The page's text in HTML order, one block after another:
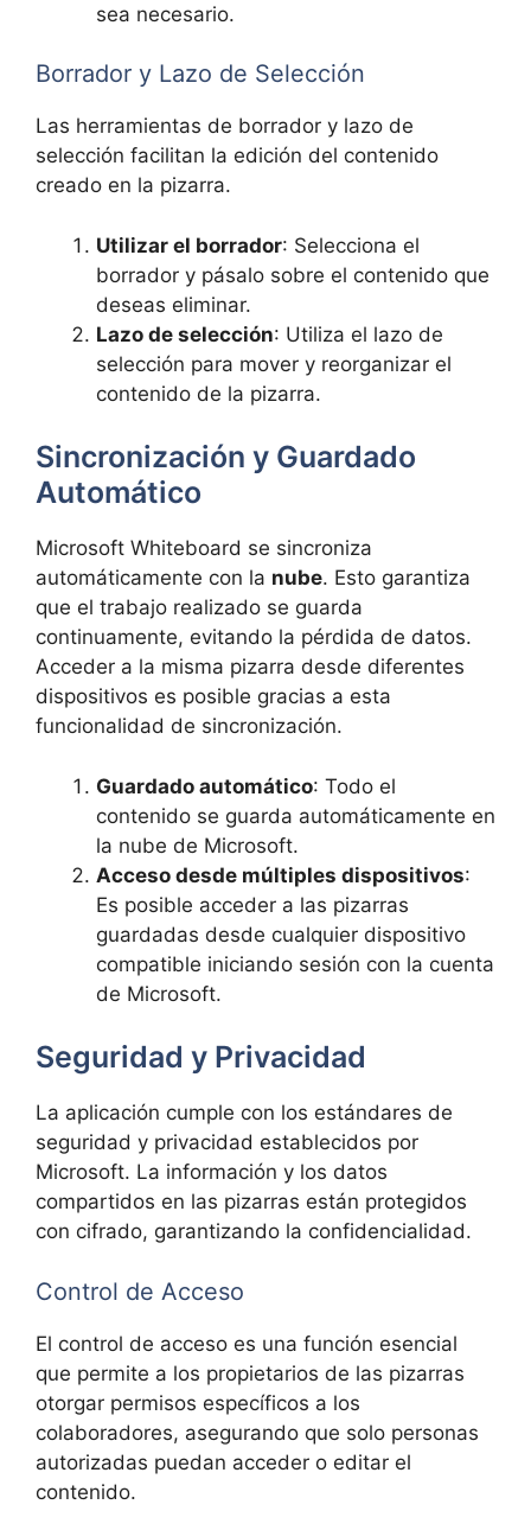
sea necesario.
Borrador y Lazo de Selección
Las herramientas de borrador y lazo de
selección facilitan la edición del contenido
creado en la pizarra.
Utilizar el borrador: Selecciona el
borrador y pásalo sobre el contenido que
deseas eliminar.
Lazo de selección: Utiliza el lazo de
selección para mover y reorganizar el
contenido de la pizarra.
Sincronización y Guardado
Automático
Microsoft Whiteboard se sincroniza
automáticamente con la nube. Esto garantiza
que el trabajo realizado se guarda
continuamente, evitando la pérdida de datos.
Acceder a la misma pizarra desde diferentes
dispositivos es posible gracias a esta
funcionalidad de sincronización.
Guardado automático: Todo el
contenido se guarda automáticamente en
la nube de Microsoft.
Acceso desde múltiples dispositivos:
Es posible acceder a las pizarras
guardadas desde cualquier dispositivo
compatible iniciando sesión con la cuenta
de Microsoft.
Seguridad y Privacidad
La aplicación cumple con los estándares de
seguridad y privacidad establecidos por
Microsoft. La información y los datos
compartidos en las pizarras están protegidos
con cifrado, garantizando la confidencialidad.
Control de Acceso
El control de acceso es una función esencial
que permite a los propietarios de las pizarras
otorgar permisos específicos a los
colaboradores, asegurando que solo personas
autorizadas puedan acceder o editar el
contenido.